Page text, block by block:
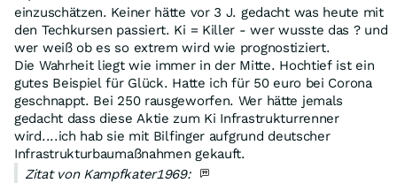
einzuschätzen. Keiner hätte vor 3 J. gedacht was heute mit
den Techkursen passiert. Ki = Killer - wer wusste das ? und
wer weiß ob es so extrem wird wie prognostiziert.
Die Wahrheit liegt wie immer in der Mitte. Hochtief ist ein
gutes Beispiel für Glück. Hatte ich für 50 euro bei Corona
geschnappt. Bei 250 rausgeworfen. Wer hätte jemals
gedacht dass diese Aktie zum Ki Infrastrukturrenner
wird....ich hab sie mit Bilfinger aufgrund deutscher
Infrastrukturbaumaßnahmen gekauft.
Zitat von Kampfkater1969: